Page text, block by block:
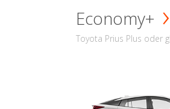
Economy+
Toyota Prius Plus oder